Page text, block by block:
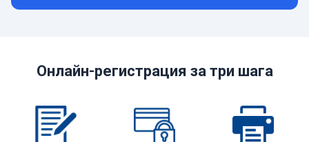
Онлайн-регистрация за три шага